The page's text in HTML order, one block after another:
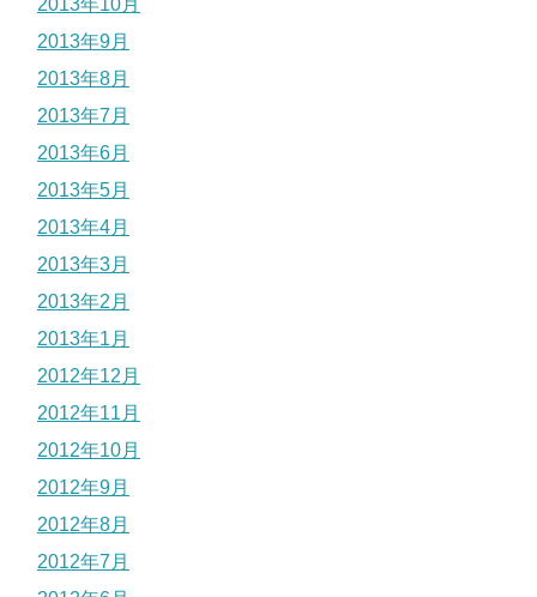
2013年10月
2013年9月
2013年8月
2013年7月
2013年6月
2013年5月
2013年4月
2013年3月
2013年2月
2013年1月
2012年12月
2012年11月
2012年10月
2012年9月
2012年8月
2012年7月